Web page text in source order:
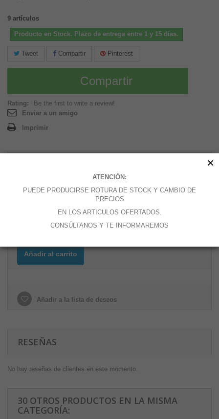
9 artículos
Producto en Stock. Plazo de entrega entre 1 y 15 días.
Tweet Compartir Pinterest
Compartir
Rating:
Be the first to write a review!
Enviar a un amigo
Imprimir
Añadir al carrito
Añadir a la lista de deseos
RESEÑAS
No hay reseñas de clientes en este momento.
30 OTROS PRODUCTOS EN LA MISMA
CATEGORÍA:
ATENCIÓN:
PUEDE PRODUCIRSE ROTURA DE STOCK Y CAMBIO DE
PRECIOS
EN LOS ARTICULOS OFERTADOS.
CONSÚLTANOS Y TE INFORMAREMOS
×